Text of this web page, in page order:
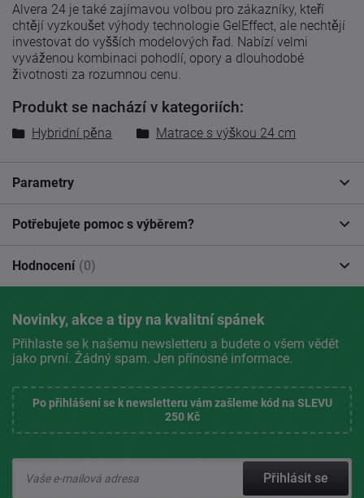
Alvera 24 je také zajímavou volbou pro zákazníky, kteří
chtějí vyzkoušet výhody technologie GelEffect, ale nechtějí
investovat do vyšších modelových řad. Nabízí velmi
vyváženou kombinaci pohodlí, opory a dlouhodobé
životnosti za rozumnou cenu.
Produkt se nachází v kategoriích:
Hybridní pěna Matrace s výškou 24 cm
Parametry
Potřebujete pomoc s výběrem?
Hodnocení (0)
Novinky, akce a tipy na kvalitní spánek
Přihlaste se k našemu newsletteru a budete o všem vědět
jako první. Žádný spam. Jen přínosné informace.
Po přihlášení se k newsletteru vám zašleme kód na SLEVU
250 Kč
Přihlásit se